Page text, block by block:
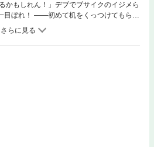
かもしれん！」デブでブサイクのイジメら
目ぼれ！ ――初めて机をくっつけてもらっ
。相手は秀才美少女の花織。彼女の好き
、お金持ちでカッコいい人”だと知ったア
スがある」と思い込み…努力と妄想で変身
とは!? 【表紙素材：PIXTA】